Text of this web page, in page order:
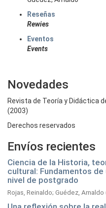
Reseñas
Rewies
Eventos
Events
Novedades
Revista de Teoría y Didáctica
(2003)
Derechos reservados
Envíos recientes
Ciencia de la Historia,
cultural: Fundamentos
nivel de postgrado
Rojas, Reinaldo; Guédez, Arnaldo